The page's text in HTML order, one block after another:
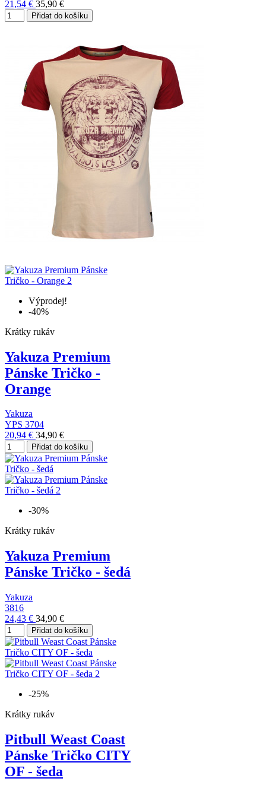
21,54 € 35,90 €
Přidat do košíku
Výprodej!
-40%
Krátky rukáv
Yakuza Premium
Pánske Tričko -
Orange
Yakuza
YPS 3704
20,94 € 34,90 €
Přidat do košíku
-30%
Krátky rukáv
Yakuza Premium
Pánske Tričko - šedá
Yakuza
3816
24,43 € 34,90 €
Přidat do košíku
-25%
Krátky rukáv
Pitbull Weast Coast
Pánske Tričko CITY
OF - šeda